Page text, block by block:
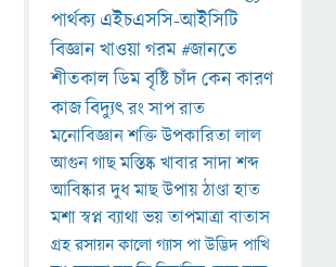
পার্থক্য এইচএসসি-আইসিটি
বিজ্ঞানখাওয়াগরম#জানতে
শীতকালডিমবৃষ্টিচাঁদকেনকারণ
কাজবিদ্যুৎরংসাপরাত
মনোবিজ্ঞানশক্তিউপকারিতালাল
আগুনগাছমস্তিষ্কখাবারসাদাশব্দ
আবিষ্কারদুধমাছউপায়ঠাণ্ডাহাত
মশাস্বপ্নব্যাথাভয়তাপমাত্রাবাতাস
গ্রহরসায়নকালোগ্যাসপাউদ্ভিদপাখি